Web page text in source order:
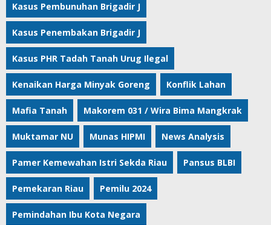
Kasus Pembunuhan Brigadir J
Kasus Penembakan Brigadir J
Kasus PHR Tadah Tanah Urug Ilegal
Kenaikan Harga Minyak Goreng Konflik Lahan
Mafia Tanah Makorem 031 / Wira Bima Mangkrak
Muktamar NU Munas HIPMI News Analysis
Pamer Kemewahan Istri Sekda Riau Pansus BLBI
Pemekaran Riau Pemilu 2024
Pemindahan Ibu Kota Negara